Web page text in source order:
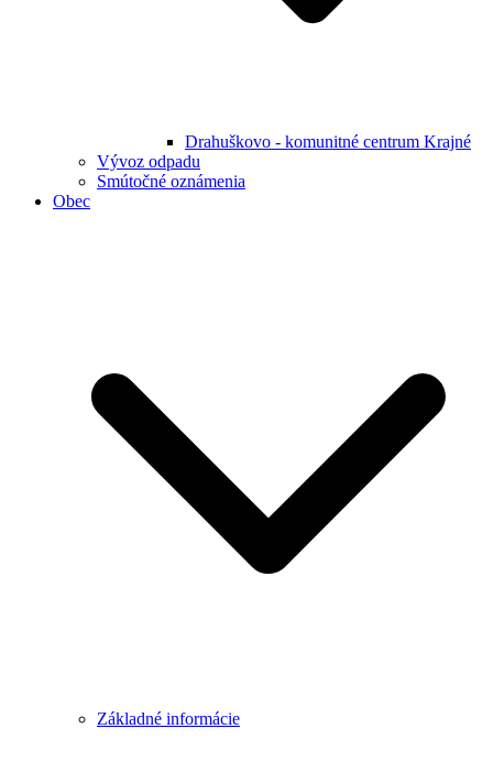
Drahuškovo - komunitné centrum Krajné
Vývoz odpadu
Smútočné oznámenia
Obec
Základné informácie